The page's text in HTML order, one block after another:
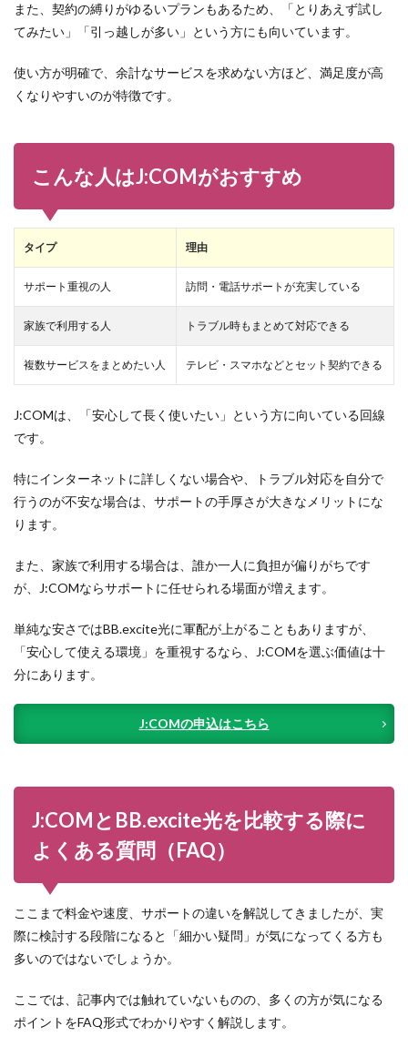
また、契約の縛りがゆるいプランもあるため、「とりあえず試し
てみたい」「引っ越しが多い」という方にも向いています。
使い方が明確で、余計なサービスを求めない方ほど、満足度が高
くなりやすいのが特徴です。
こんな人はJ:COMがおすすめ
タイプ 理由
サポート重視の人 訪問・電話サポートが充実している
家族で利用する人 トラブル時もまとめて対応できる
複数サービスをまとめたい人 テレビ・スマホなどとセット契約できる
J:COMは、「安心して長く使いたい」という方に向いている回線
です。
特にインターネットに詳しくない場合や、トラブル対応を自分で
行うのが不安な場合は、サポートの手厚さが大きなメリットにな
ります。
また、家族で利用する場合は、誰か一人に負担が偏りがちです
が、J:COMならサポートに任せられる場面が増えます。
単純な安さではBB.excite光に軍配が上がることもありますが、
「安心して使える環境」を重視するなら、J:COMを選ぶ価値は十
分にあります。
J:COMの申込はこちら
J:COMとBB.excite光を比較する際に
よくある質問（FAQ）
ここまで料金や速度、サポートの違いを解説してきましたが、実
際に検討する段階になると「細かい疑問」が気になってくる方も
多いのではないでしょうか。
ここでは、記事内では触れていないものの、多くの方が気になる
ポイントをFAQ形式でわかりやすく解説します。